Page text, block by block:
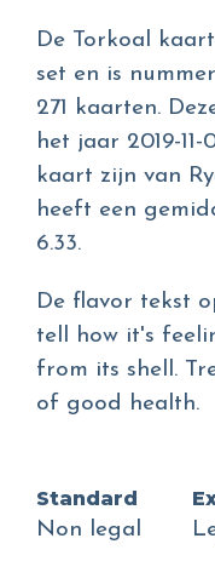
De Torkoal
set en is
271 kaarten.
het jaar 2019-
kaart zijn van
heeft een
6.33.
De flavor tekst
tell how it's
from its shell.
of good health.
Standard
Non legal